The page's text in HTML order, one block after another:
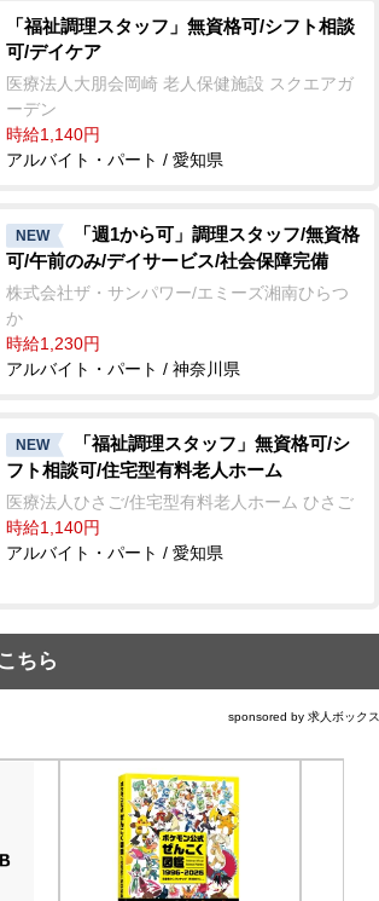
「福祉調理スタッフ」無資格可/シフト相談
可/デイケア
医療法人大朋会岡崎 老人保健施設 スクエアガ
ーデン
時給1,140円
アルバイト・パート / 愛知県
NEW
「週1から可」調理スタッフ/無資格
可/午前のみ/デイサービス/社会保障完備
株式会社ザ・サンパワー/エミーズ湘南ひらつ
か
時給1,230円
アルバイト・パート / 神奈川県
NEW
「福祉調理スタッフ」無資格可/シ
フト相談可/住宅型有料老人ホーム
医療法人ひさご/住宅型有料老人ホーム ひさご
時給1,140円
アルバイト・パート / 愛知県
ちら
sponsored by 求人ボックス